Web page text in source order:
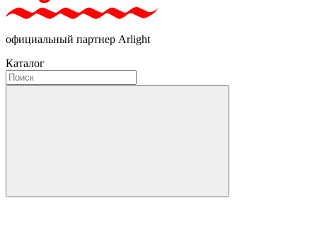
официальный партнер Arlight
Каталог